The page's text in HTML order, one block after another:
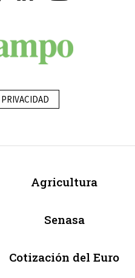
Agricultura
Senasa
Cotización del Euro